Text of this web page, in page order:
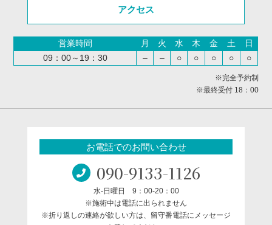
アクセス
営業時間 月 火 水 木 金 土
日
09：00～19：30
– – ○ ○ ○ ○ ○
※完全予約制
※最終受付 18：00
お電話でのお問い合わせ
090-9133-1126
水-日曜日 9：00-20：00
※施術中は電話に出られません
※折り返しの連絡が欲しい方は、留守番電話にメッセージ